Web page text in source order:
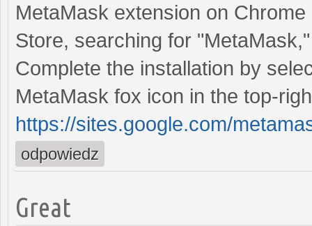
MetaMask extension on
Store, searching for
Complete the installation by
MetaMask fox icon in the top-
https://sites.google.com/
odpowiedz
Great